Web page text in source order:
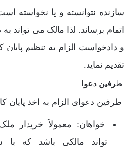
سازنده نتوانسته و یا نخواسته
اتمام برساند. لذا مالک می تواند
و دادخواست الزام به تنظیم
تقدیم نماید.
طرفین دعوا
طرفین دعوای الزام به اخذ پایان
خواهان: معمولاً خریدار
تواند مالکی باشد که با